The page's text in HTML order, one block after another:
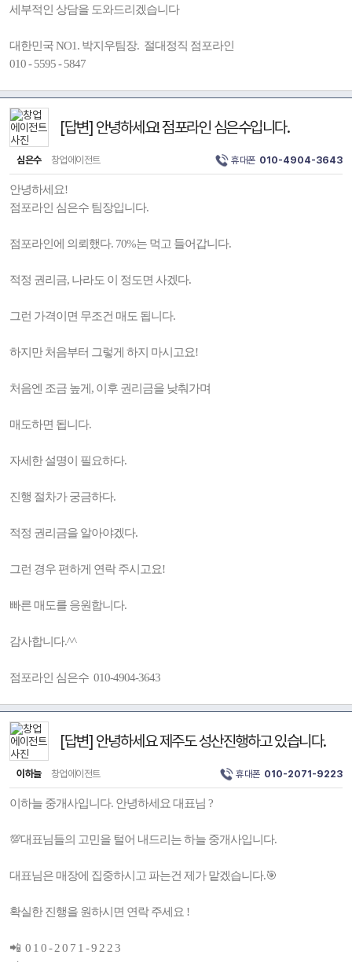
세부적인 상담을 도와드리겠습니다
대한민국 NO1. 박지우팀장. 절대정직 점포라인
010 - 5595 - 5847
[답변] 안녕하세요! 점포라인 심은수입니다.
심은수 창업에이전트 휴대폰 010-4904-3643
안녕하세요!
점포라인 심은수 팀장입니다.
점포라인에 의뢰했다. 70%는 먹고 들어갑니다.
적정 권리금, 나라도 이 정도면 사겠다.
그런 가격이면 무조건 매도 됩니다.
하지만 처음부터 그렇게 하지 마시고요!
처음엔 조금 높게, 이후 권리금을 낮춰가며
매도하면 됩니다.
자세한 설명이 필요하다.
진행 절차가 궁금하다.
적정 권리금을 알아야겠다.
그런 경우 편하게 연락 주시고요!
빠른 매도를 응원합니다.
감사합니다.^^
점포라인 심은수 010-4904-3643
[답변] 안녕하세요 제주도 성산진행하고 있습니다.
이하늘 창업에이전트 휴대폰 010-2071-9223
이하늘 중개사입니다. 안녕하세요 대표님 ?
💯대표님들의 고민을 털어 내드리는 하늘 중개사입니다.
대표님은 매장에 집중하시고 파는건 제가 맡겠습니다.🎯
확실한 진행을 원하시면 연락 주세요 !
📲 0 1 0 - 2 0 7 1 - 9 2 2 3